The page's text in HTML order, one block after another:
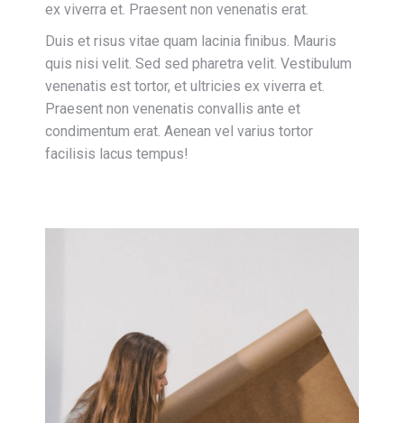
ex viverra et. Praesent non venenatis erat.
Duis et risus vitae quam lacinia finibus. Mauris
quis nisi velit. Sed sed pharetra velit. Vestibulum
venenatis est tortor, et ultricies ex viverra et.
Praesent non venenatis convallis ante et
condimentum erat. Aenean vel varius tortor
facilisis lacus tempus!